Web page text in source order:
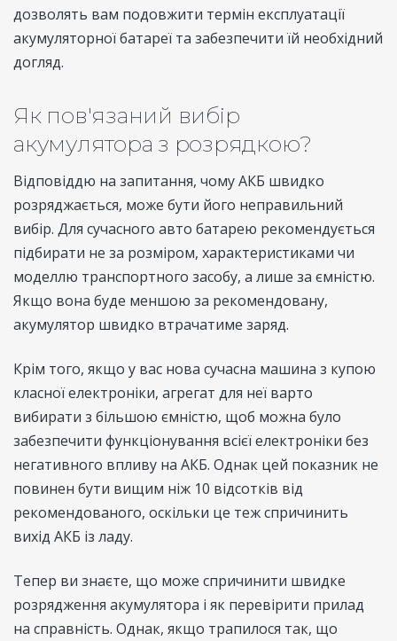
дозволять вам подовжити термін експлуатації
акумуляторної батареї та забезпечити їй необхідний
догляд.
Як пов'язаний вибір
акумулятора з розрядкою?
Відповіддю на запитання, чому АКБ швидко
розряджається, може бути його неправильний
вибір. Для сучасного авто батарею рекомендується
підбирати не за розміром, характеристиками чи
моделлю транспортного засобу, а лише за ємністю.
Якщо вона буде меншою за рекомендовану,
акумулятор швидко втрачатиме заряд.
Крім того, якщо у вас нова сучасна машина з купою
класної електроніки, агрегат для неї варто
вибирати з більшою ємністю, щоб можна було
забезпечити функціонування всієї електроніки без
негативного впливу на АКБ. Однак цей показник не
повинен бути вищим ніж 10 відсотків від
рекомендованого, оскільки це теж спричинить
вихід АКБ із ладу.
Тепер ви знаєте, що може спричинити швидке
розрядження акумулятора і як перевірити прилад
на справність. Однак, якщо трапилося так, що